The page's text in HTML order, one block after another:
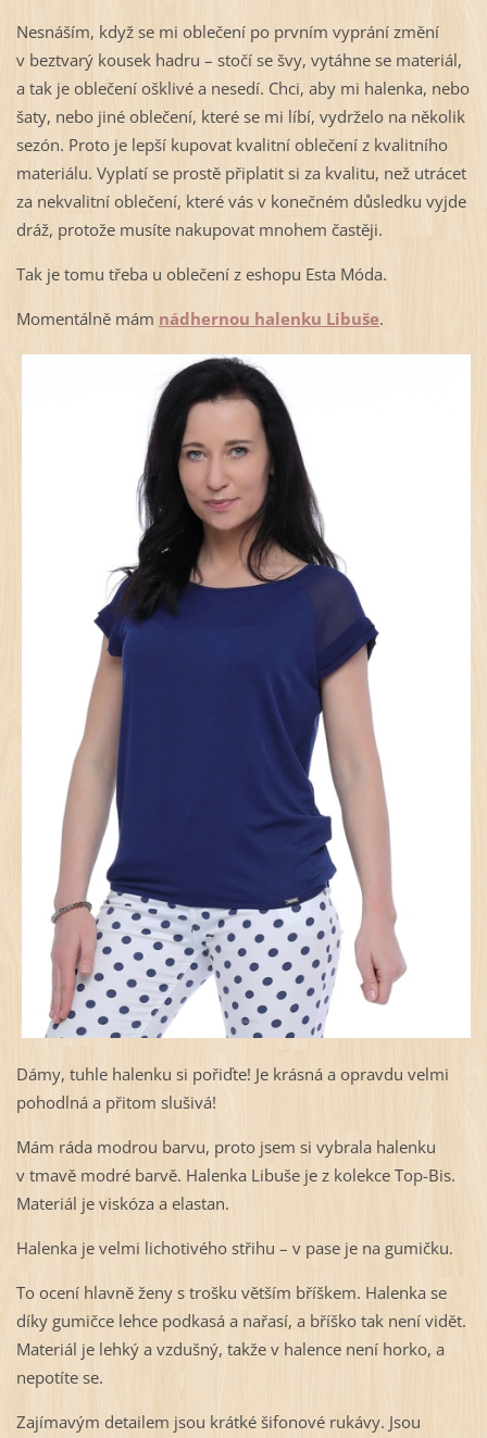
Nesnáším, když se mi oblečení po prvním vyprání změní
v beztvarý kousek hadru – stočí se švy, vytáhne se materiál,
a tak je oblečení ošklivé a nesedí. Chci, aby mi halenka, nebo
šaty, nebo jiné oblečení, které se mi líbí, vydrželo na několik
sezón. Proto je lepší kupovat kvalitní oblečení z kvalitního
materiálu. Vyplatí se prostě připlatit si za kvalitu, než utrácet
za nekvalitní oblečení, které vás v konečném důsledku vyjde
dráž, protože musíte nakupovat mnohem častěji.
Tak je tomu třeba u oblečení z eshopu Esta Móda.
Momentálně mám nádhernou halenku Libuše.
Dámy, tuhle halenku si pořiďte! Je krásná a opravdu velmi
pohodlná a přitom slušivá!
Mám ráda modrou barvu, proto jsem si vybrala halenku
v tmavě modré barvě. Halenka Libuše je z kolekce Top-Bis.
Materiál je viskóza a elastan.
Halenka je velmi lichotivého střihu – v pase je na gumičku.
To ocení hlavně ženy s trošku větším bříškem. Halenka se
díky gumičce lehce podkasá a nařasí, a bříško tak není vidět.
Materiál je lehký a vzdušný, takže v halence není horko, a
nepotíte se.
Zajímavým detailem jsou krátké šifonové rukávy. Jsou